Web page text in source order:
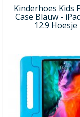
Kinderhoes Kids
Case Blauw -
12.9 Hoesje